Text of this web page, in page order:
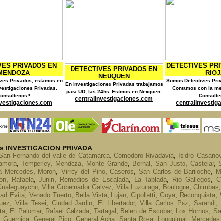
PRIVADOS EN
NEUQUEN
Privadas trabajamos
las 24hs. Estmos en Neuquen.
DETECTIVES PRIVADOS EN LA
RIOJA
Somos Detectives Privados en La Rioja.
Contamos con la mejor Tecnologia.
Consultenos.
centralinvestigaciones.com
Detectives
Argentina.
PRIVADA
San Fernando del valle de Catamarca, Comodoro Rivadavia, Isidro
,Temperley, Mendoza, Monte Grande, Bernal , San Justo, Castelar,
Mercedes, Moron, Virrey del Pino, Caseros, San Carlos de Bariloche,
, Rafaela, Junin, Remedios de Escalada, La Tablada, Rio Gallegos,
, Villa Gobernador Galvez, Villa Luzuriaga, Boulogne, Chimbas,
Evita, Venado Tuerto, Bella Vista, Lujan,Cipolletti,Goya, Reconquista,
,Villa Tesei, Ciudad Jardin, El Libertador,Villa Carlos Paz, Sarandi,
, El Palomar, Rafael Calzada, Tartagal , Belen de Escobar, Los Hornos,
,Guernica,General Pico, General Acha, Santa Rosa, Lonquimai, Mercedes,